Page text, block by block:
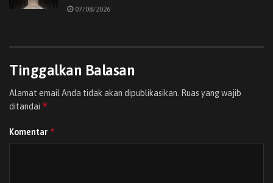
Brand milik Indosat Ooredoo Hutchison (IOH), resmi meluncurkan SATSPAM
Bilal Kazmi, Director & Chief Commercial Officer IOH,
menyebut SATSPAM sebagai langkah strategis untuk
menghadirkan pengalaman digital yang aman.
07/08/2026
Tinggalkan Balasan
Alamat email Anda tidak akan dipublikasikan.
Ruas yang wajib
ditandai *
Komentar *